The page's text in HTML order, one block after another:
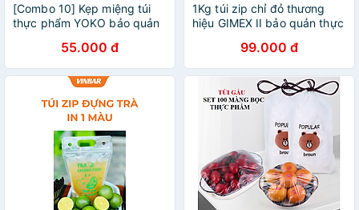
[Combo 10] Kẹp miệng túi
thực phẩm YOKO bảo quản
tránh ẩm mốc, chất liệu
nhựa PP chống giòn gãy -
Hàng Inochi an toàn tiêu
chuẩn Nhật
55.000 đ
1Kg túi zip chỉ đỏ thương
hiệu GIMEX II bảo quản thực
99.000 đ